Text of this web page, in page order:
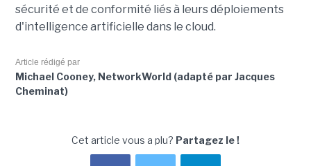
sécurité et de conformité liés à leurs déploiements
d'intelligence artificielle dans le cloud.
Article rédigé par
Michael Cooney, NetworkWorld (adapté par Jacques
Cheminat)
Cet article vous a plu? Partagez le !